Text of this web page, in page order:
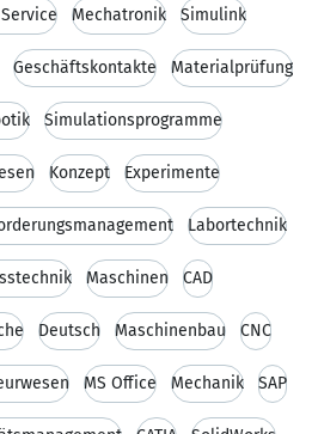
Mechatronik Simulink
Geschäftskontakte Materialprüfung
Simulationsprogramme
Konzept Experimente
Labortechnik
Maschinen CAD
Deutsch Maschinenbau CNC
MS Office Mechanik SAP